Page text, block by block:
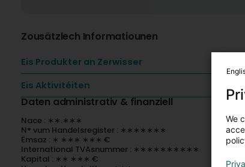
Zousätzlech Informatiounen
Eis Produkter an Zerwisser
Eis Aktivitéiten
Daten administrativ & finanziell
Nace : ∗∗.∗∗∗
N° vum Handelsregister : ∗∗∗∗∗∗∗
Ëmsaz : ∗ ∗∗∗ ∗∗∗ €
International TVAsnummer : ∗∗∗∗∗∗∗∗∗∗
Kapital : ∗∗ ∗∗∗ €
We